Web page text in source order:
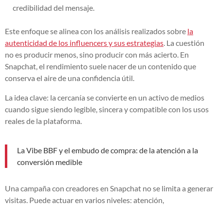
credibilidad del mensaje.
Este enfoque se alinea con los análisis realizados sobre la
autenticidad de los influencers y sus estrategias . La cuestión
no es producir menos, sino producir con más acierto. En
Snapchat, el rendimiento suele nacer de un contenido que
conserva el aire de una confidencia útil.
La idea clave: la cercanía se convierte en un activo de medios
cuando sigue siendo legible, sincera y compatible con los usos
reales de la plataforma.
La Vibe BBF y el embudo de compra: de la atención a la
conversión medible
Una campaña con creadores en Snapchat no se limita a generar
visitas. Puede actuar en varios niveles: atención,